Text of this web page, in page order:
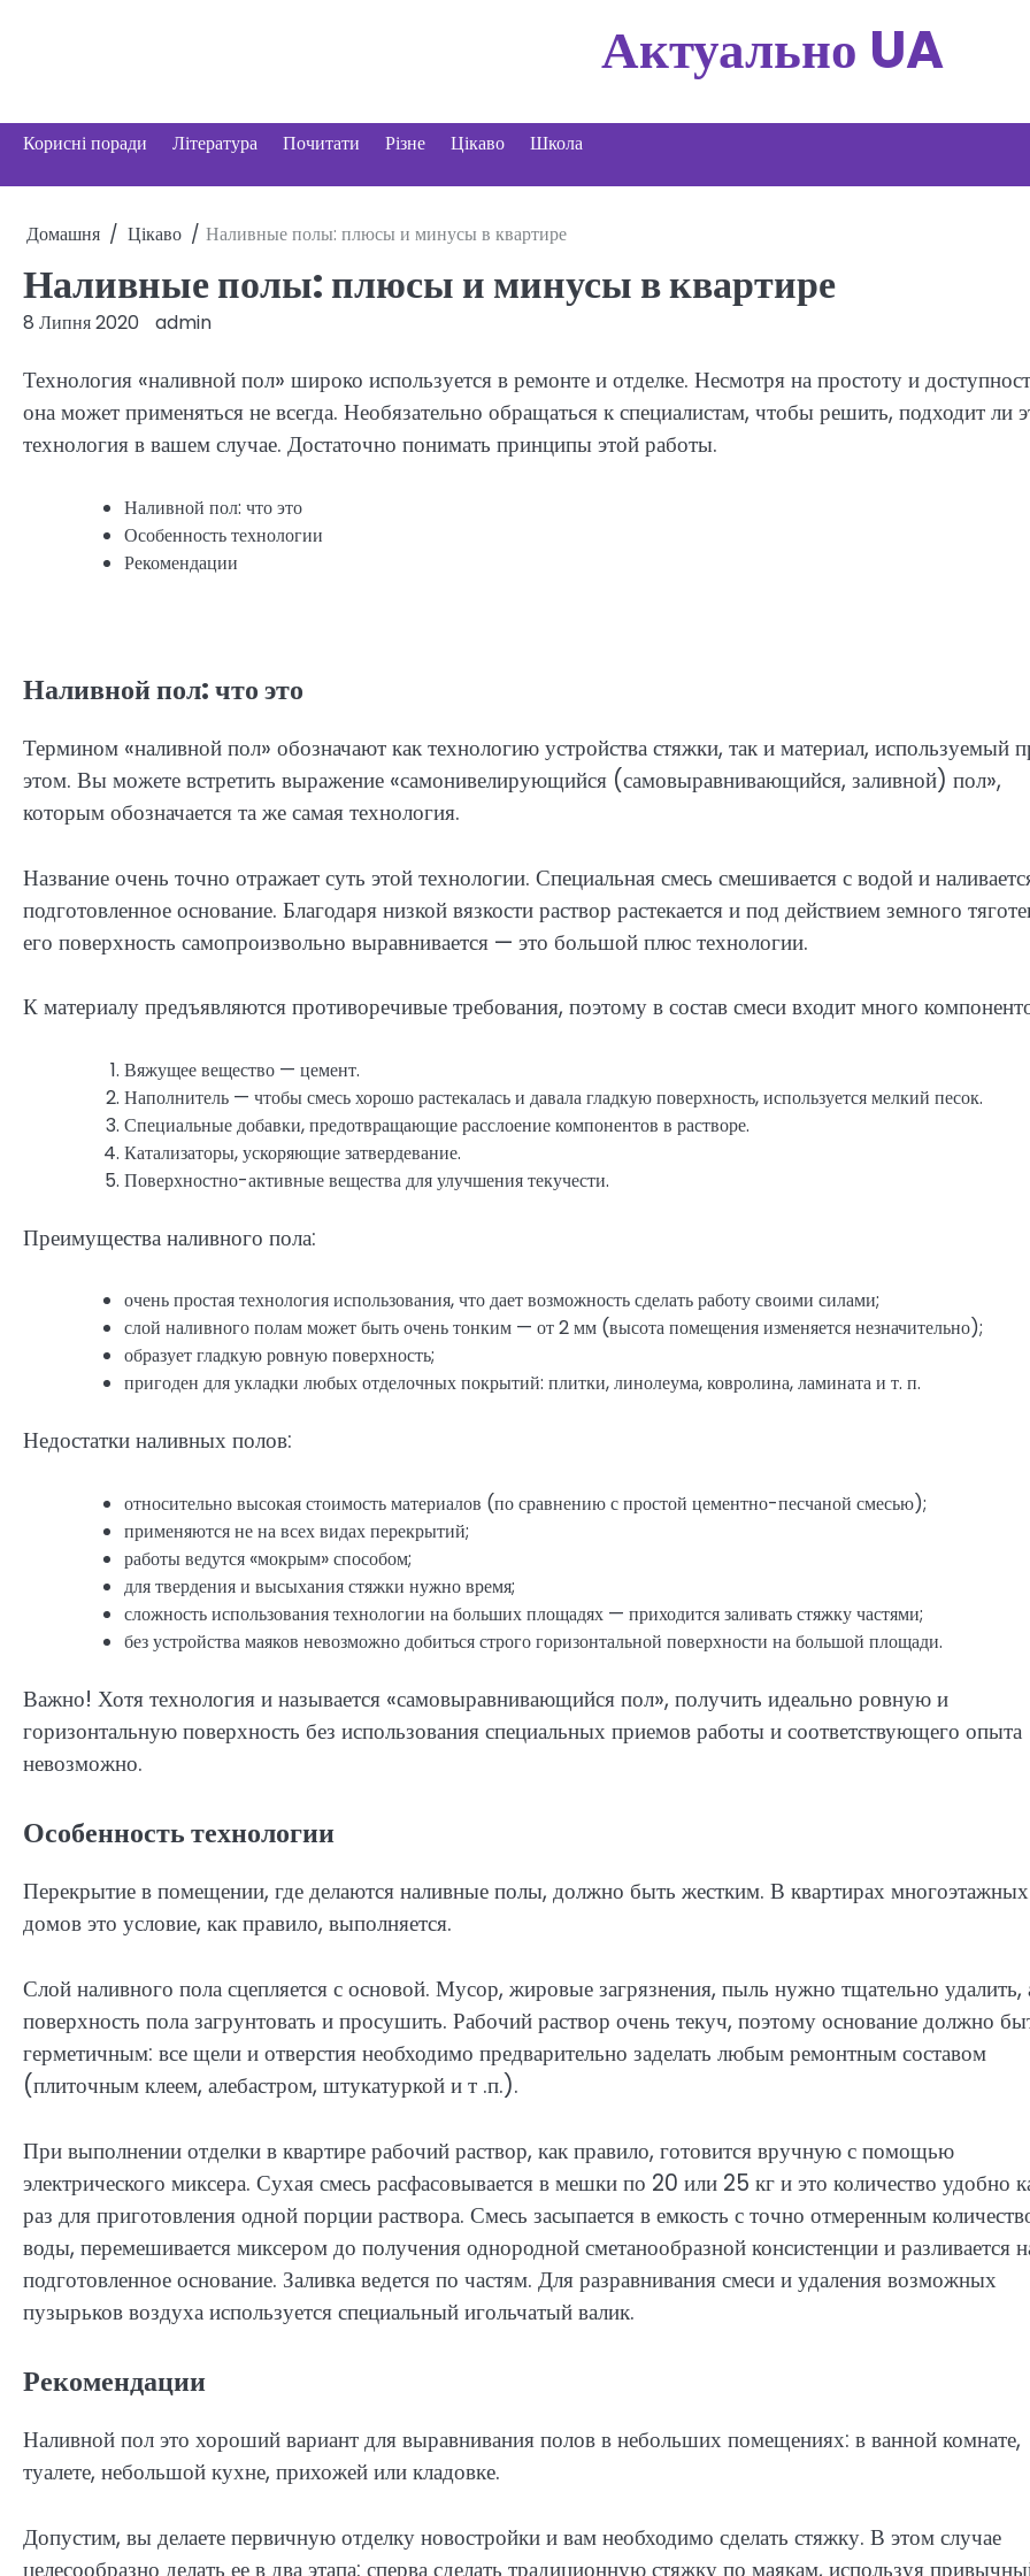
Актуально UA
Корисні поради Література Почитати Різне Цікаво Школа
Домашня Цікаво Наливные полы: плюсы и минусы в квартире
Наливные полы: плюсы и минусы в квартире
8 Липня 2020 admin
Технология «наливной пол» широко используется в ремонте и отделке. Несмотря на простоту и
она может применяться не всегда. Необязательно обращаться к специалистам, чтобы решить, подходит ли
технология в вашем случае. Достаточно понимать принципы этой работы.
Наливной пол: что это
Особенность технологии
Рекомендации
Наливной пол: что это
Термином «наливной пол» обозначают как технологию устройства стяжки, так и материал, используемый
этом. Вы можете встретить выражение «самонивелирующийся (самовыравнивающийся, заливной) пол»,
которым обозначается та же самая технология.
Название очень точно отражает суть этой технологии. Специальная смесь смешивается с водой и
подготовленное основание. Благодаря низкой вязкости раствор растекается и под действием земного
его поверхность самопроизвольно выравнивается — это большой плюс технологии.
К материалу предъявляются противоречивые требования, поэтому в состав смеси входит много
Вяжущее вещество — цемент.
Наполнитель — чтобы смесь хорошо растекалась и давала гладкую поверхность, используется мелкий песок.
Специальные добавки, предотвращающие расслоение компонентов в растворе.
Катализаторы, ускоряющие затвердевание.
Поверхностно-активные вещества для улучшения текучести.
Преимущества наливного пола:
очень простая технология использования, что дает возможность сделать работу своими силами;
слой наливного полам может быть очень тонким — от 2 мм (высота помещения изменяется незначительно);
образует гладкую ровную поверхность;
пригоден для укладки любых отделочных покрытий: плитки, линолеума, ковролина, ламината и т. п.
Недостатки наливных полов:
относительно высокая стоимость материалов (по сравнению с простой цементно-песчаной смесью);
применяются не на всех видах перекрытий;
работы ведутся «мокрым» способом;
для твердения и высыхания стяжки нужно время;
сложность использования технологии на больших площадях — приходится заливать стяжку частями;
без устройства маяков невозможно добиться строго горизонтальной поверхности на большой площади.
Важно! Хотя технология и называется «самовыравнивающийся пол», получить идеально ровную и
горизонтальную поверхность без использования специальных приемов работы и соответствующего опыта
невозможно.
Особенность технологии
Перекрытие в помещении, где делаются наливные полы, должно быть жестким. В квартирах многоэтажных
домов это условие, как правило, выполняется.
Слой наливного пола сцепляется с основой. Мусор, жировые загрязнения, пыль нужно тщательно удалить,
поверхность пола загрунтовать и просушить. Рабочий раствор очень текуч, поэтому основание должно
герметичным: все щели и отверстия необходимо предварительно заделать любым ремонтным составом
(плиточным клеем, алебастром, штукатуркой и т .п.).
При выполнении отделки в квартире рабочий раствор, как правило, готовится вручную с помощью
электрического миксера. Сухая смесь расфасовывается в мешки по 20 или 25 кг и это количество удобно
раз для приготовления одной порции раствора. Смесь засыпается в емкость с точно отмеренным
воды, перемешивается миксером до получения однородной сметанообразной консистенции и разливается
подготовленное основание. Заливка ведется по частям. Для разравнивания смеси и удаления возможных
пузырьков воздуха используется специальный игольчатый валик.
Рекомендации
Наливной пол это хороший вариант для выравнивания полов в небольших помещениях: в ванной комнате,
туалете, небольшой кухне, прихожей или кладовке.
Допустим, вы делаете первичную отделку новостройки и вам необходимо сделать стяжку. В этом случае
целесообразно делать ее в два этапа: сперва сделать традиционную стяжку по маякам, используя